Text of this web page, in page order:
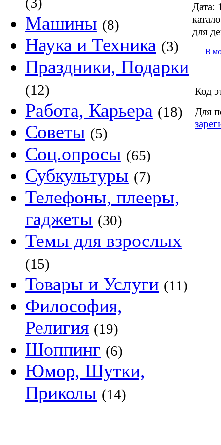
Машины (8)
Наука и Техника (3)
Праздники, Подарки
(12)
Работа, Карьера (18)
Советы (5)
Соц.опросы (65)
Субкультуры (7)
Телефоны, плееры,
гаджеты (30)
Темы для взрослых
(15)
Товары и Услуги (11)
Философия,
Религия (19)
Шоппинг (6)
Юмор, Шутки,
Приколы (14)
Дата:
для
В
Код
Для